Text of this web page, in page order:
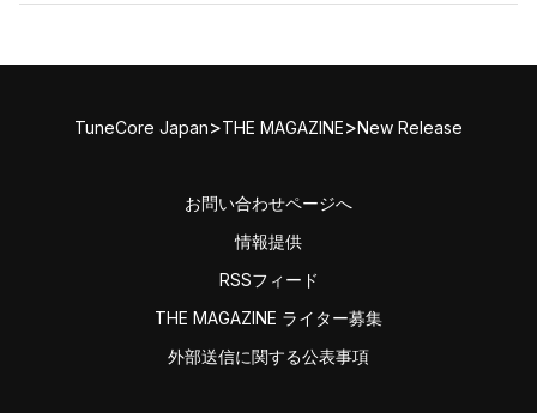
TuneCore Japan>THE MAGAZINE>New Release
お問い合わせページへ
情報提供
RSSフィード
THE MAGAZINE ライター募集
外部送信に関する公表事項